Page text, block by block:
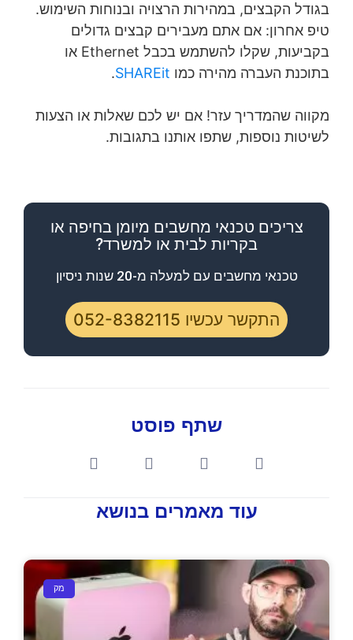
בגודל הקבצים, במהירות הרצויה ובנוחות השימוש.
טיפ אחרון: אם אתם מעבירים קבצים גדולים
בקביעות, שקלו להשתמש בכבל Ethernet או
בתוכנת העברה מהירה כמו SHAREit
.
מקווה שהמדריך עזר! אם יש לכם שאלות או הצעות
לשיטות נוספות, שתפו אותנו בתגובות.
צריכים טכנאי מחשבים מיומן בחיפה או
בקריות לבית או למשרד?
טכנאי מחשבים עם למעלה מ-20 שנות ניסיון
התקשר עכשיו 052-8382115​
שתף פוסט
עוד מאמרים בנושא
מק